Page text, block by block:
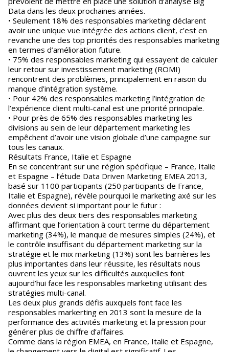
Data dans les deux prochaines années.
• Seulement 18% des responsables marketing déclarent
avoir une unique vue intégrée des actions client, c’est en
revanche une des top priorités des responsables marketing
en termes d’amélioration future.
• 75% des responsables marketing qui essayent de calculer
leur retour sur investissement marketing (ROMI)
rencontrent des problèmes, principalement en raison du
manque d’intégration système.
• Pour 42% des responsables marketing l’intégration de
l’expérience client multi-canal est une priorité principale.
• Pour près de 65% des responsables marketing les
divisions au sein de leur département marketing les
empêchent d’avoir une vision globale d’une campagne sur
tous les canaux.
Résultats France, Italie et Espagne
En se concentrant sur une région spécifique – France, Italie
et Espagne – l’étude Data Driven Marketing EMEA 2013,
basé sur 1100 participants (250 participants de France,
Italie et Espagne), révèle pourquoi le marketing axé sur les
données devient si important pour le futur :
Avec plus des deux tiers des responsables marketing
affirmant que l’orientation à court terme du département
marketing (34%), le manque de mesures simples (24%), et
le contrôle insuffisant du département marketing sur la
stratégie et le mix marketing (13%) sont les barrières les
plus importantes dans leur réussite, les résultats nous
ouvrent les yeux sur les difficultés auxquelles font
aujourd’hui face les responsables marketing utilisant des
stratégies multi-canal.
Les deux plus grands défis auxquels font face les
responsables markerting en 2013 sont la mesure de la
performance des activités marketing et la pression pour
générer plus de chiffre d’affaires.
Comme dans la région EMEA, en France, Italie et Espagne,